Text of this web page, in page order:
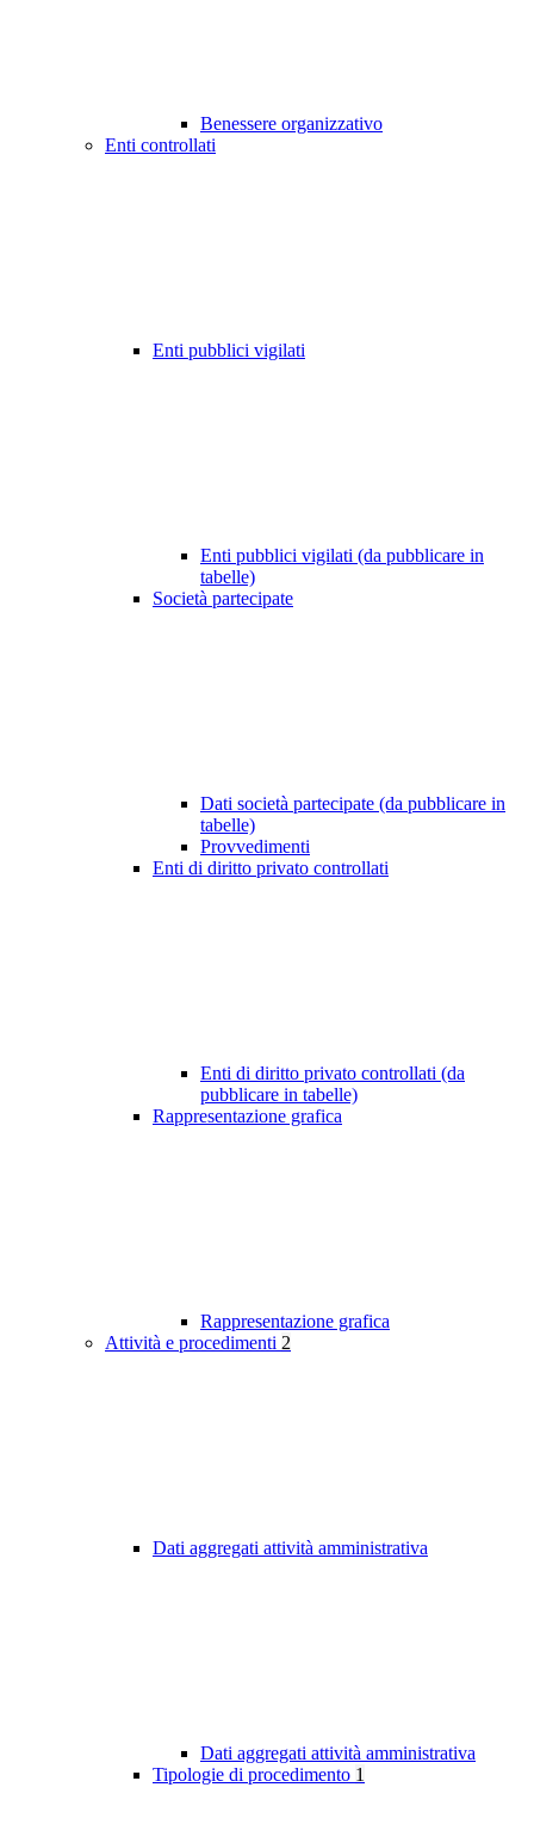
Benessere organizzativo
Enti controllati
Enti pubblici vigilati
Enti pubblici vigilati (da pubblicare in
tabelle)
Società partecipate
Dati società partecipate (da pubblicare in
tabelle)
Provvedimenti
Enti di diritto privato controllati
Enti di diritto privato controllati (da
pubblicare in tabelle)
Rappresentazione grafica
Rappresentazione grafica
Attività e procedimenti 2
Dati aggregati attività amministrativa
Dati aggregati attività amministrativa
Tipologie di procedimento 1